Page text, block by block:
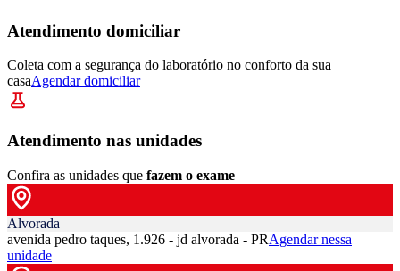
Atendimento domiciliar
Coleta com a segurança do laboratório no conforto da sua
casaAgendar domiciliar
Atendimento nas unidades
Confira as unidades que fazem o exame
Alvorada
avenida pedro taques, 1.926 - jd alvorada - PRAgendar nessa
unidade